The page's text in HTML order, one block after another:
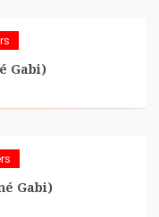
Gabi)
Gabi)